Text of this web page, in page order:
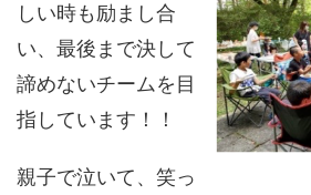
しい時も励まし合
い、最後まで決して
諦めないチームを目
指しています！！
親子で泣いて、笑っ